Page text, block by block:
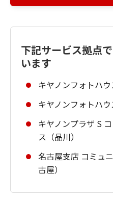
下記サービス拠点
います
キヤノンフォトハ
キヤノンフォトハ
キヤノンプラザ S
ス（品川）
名古屋支店 コミュ
古屋）